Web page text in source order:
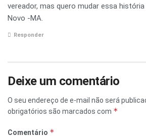
vereador, mas quero mudar essa
Novo -MA.
Responder
Deixe um comentário
O seu endereço de e-mail não será
obrigatórios são marcados com *
Comentário *